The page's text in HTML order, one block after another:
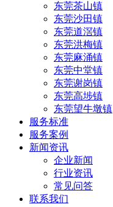
东莞茶山镇
东莞沙田镇
东莞道滘镇
东莞洪梅镇
东莞麻涌镇
东莞中堂镇
东莞谢岗镇
东莞高埗镇
东莞望牛墩镇
服务标准
服务案例
新闻资讯
企业新闻
行业资讯
常见问答
联系我们